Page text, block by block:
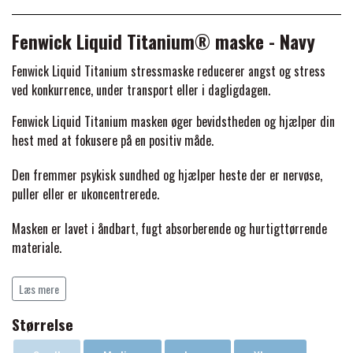
TERAPI PRODUKTER
STRØMPER
HUER & HALSTØRKLÆDER
GAVEARTIKLER VOKSNE
BØRN & JUNIOR
INSEKTBESKYTTELSE
HESTEBOLCHER & TREATS
TILSKUD & VITAMINER
STALD & FOLD
SKO & SMEDEVÆRKTØJ
TRAVDÆKKEN & TILBEHØR
SKO & VÆRKTØJ
VOGNE & TILBEHØR
TRAV KUSK
PONYTRAV
GALOP
PREMIER EQUINE LINERS & DÆKKEN
TILBEHØR
PREMIER EQUINE WALKER & RIDEDÆKKEN
PREMIER EQUINE INSEKTBESKYTTELSE
PREMIER EQUINE MAGNET & INFRARØD
TERAPI
PREMIER EQUINE GRIMER & TRÆKTOV
PREMIER EQUINE TRENSE & TILBEHØR
CARR & DAY & MARTIN
CUSTOM
DELTACAST
EMIN
Fenwick Liquid Titanium® maske - Navy
Fenwick Liquid Titanium stressmaske reducerer angst og stress
ved konkurrence, under transport eller i dagligdagen.
Fenwick Liquid Titanium masken øger bevidstheden og hjælper din
hest med at fokusere på en positiv måde.
Den fremmer psykisk sundhed og hjælper heste der er nervøse,
puller eller er ukoncentrerede.
Masken er lavet i åndbart, fugt absorberende og hurtigttørrende
materiale.
4-vejs stretchmateriale giver en behagelig pasform.
UVA-UVB blokeringsegenskaber.
S = pony
Læs mere
Størrelse